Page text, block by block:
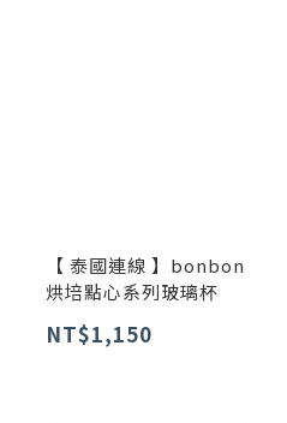
【 泰國連線 】bonbon
烘培點心系列玻璃杯
NT$1,150